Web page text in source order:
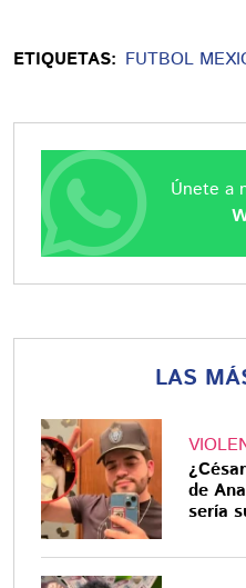
ETIQUETAS: FUTBOL
Únete a
LAS
de
sería